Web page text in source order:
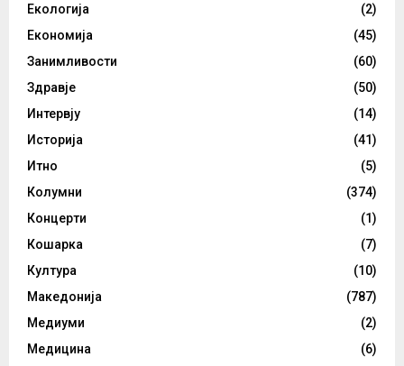
Екологија
(2)
Економија
(45)
Занимливости
(60)
Здравје
(50)
Интервју
(14)
Историја
(41)
Итно
(5)
Колумни
(374)
Концерти
(1)
Кошарка
(7)
Култура
(10)
Македонија
(787)
Медиуми
(2)
Медицина
(6)